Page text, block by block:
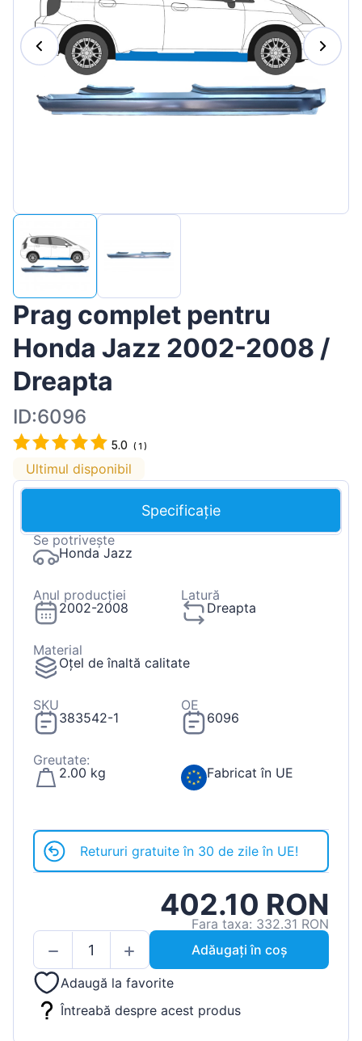
Magyar
Hrvatski
Português
Slovenian
Prag complet pentru
Honda Jazz 2002-2008 /
Dreapta
ID:6096
5.0 (1 )
Ultimul disponibil
Specificație
Se potrivește
Honda Jazz
Anul producției
2002-2008
Latură
Dreapta
Material
Oțel de înaltă calitate
SKU
383542-1
OE
6096
Greutate:
2.00 kg
Fabricat în UE
Retururi gratuite în 30 de zile în UE!
402.10 RON
Fara taxa: 332.31 RON
Adăugați în coș
Adaugă la favorite
Întreabă despre acest produs